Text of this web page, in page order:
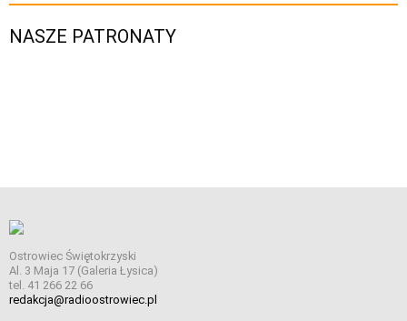
NASZE PATRONATY
Ostrowiec Świętokrzyski
Al. 3 Maja 17 (Galeria Łysica)
tel. 41 266 22 66
redakcja@radioostrowiec.pl